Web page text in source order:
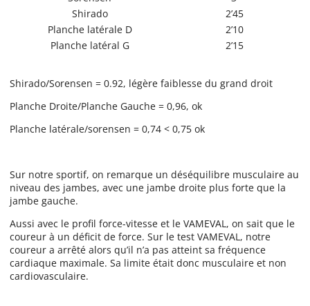
Shirado
2’45
Planche latérale D
2’10
Planche latéral G
2’15
Shirado/Sorensen = 0.92, légère faiblesse du grand droit
Planche Droite/Planche Gauche = 0,96, ok
Planche latérale/sorensen = 0,74 < 0,75 ok
Sur notre sportif, on remarque un déséquilibre musculaire au
niveau des jambes, avec une jambe droite plus forte que la
jambe gauche.
Aussi avec le profil force-vitesse et le VAMEVAL, on sait que le
coureur à un déficit de force. Sur le test VAMEVAL, notre
coureur a arrêté alors qu’il n’a pas atteint sa fréquence
cardiaque maximale. Sa limite était donc musculaire et non
cardiovasculaire.